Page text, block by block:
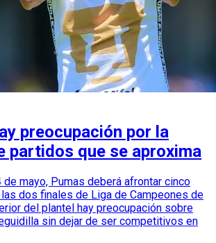
preocupación por la
partidos que se aproxima
mayo, Pumas deberá afrontar cinco
dos finales de Liga de Campeones de
del plantel hay preocupación sobre
sin dejar de ser competitivos en